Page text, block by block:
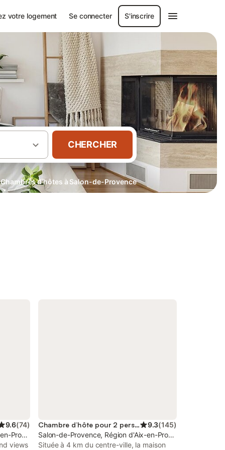
votre logement Se connecter S'inscrire
CHERCHER
Chambres d’hôtes à Salon-de-Provence
9.6(74)
Provence
views
Chambre d’hôte pour 2 personnes 9.3(145)
Salon-de-Provence, Région d'Aix-en-Provence
Située à 4 km du centre-ville, la maison